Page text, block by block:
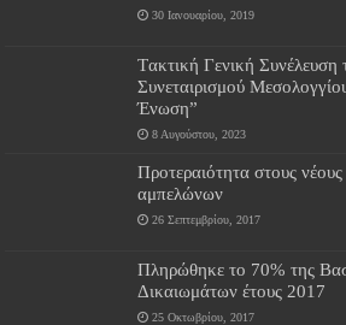
30 Ιανουαρίου, 2019
Tακτική Γενική Συνέλευση
Συνεταιρισμού
Ένωση”
8 Αυγούστου, 2023
Προτεραιότητα στους
αμπελώνων
26 Σεπτεμβρίου, 2017
Πληρώθηκε το 70% της
Δικαιωμάτων έτους 2017
25 Οκτωβρίου, 2017